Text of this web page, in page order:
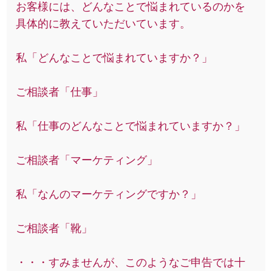
お客様には、どんなことで悩まれているのかを
具体的に教えていただいています。
私「どんなことで悩まれていますか？」
ご相談者「仕事」
私「仕事のどんなことで悩まれていますか？」
ご相談者「マーケティング」
私「なんのマーケティングですか？」
ご相談者「靴」
・・・すみませんが、このようなご申告では十